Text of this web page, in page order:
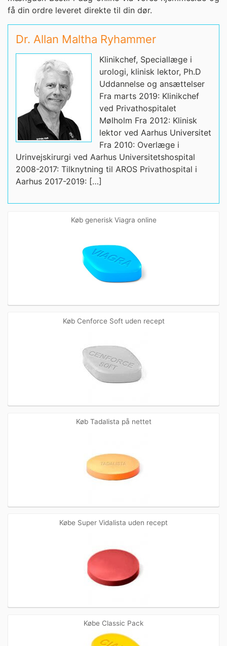
få din ordre leveret direkte til din dør.
Dr. Allan Maltha Ryhammer
Klinikchef, Speciallæge i
urologi, klinisk lektor, Ph.D
Uddannelse og ansættelser
Fra marts 2019: Klinikchef
ved Privathospitalet
Mølholm Fra 2012: Klinisk
lektor ved Aarhus Universitet
Fra 2010: Overlæge i
Urinvejskirurgi ved Aarhus Universitetshospital
2008-2017: Tilknytning til AROS Privathospital i
Aarhus 2017-2019: […]
Køb generisk Viagra online
Køb Cenforce Soft uden recept
Køb Tadalista på nettet
Købe Super Vidalista uden recept
Købe Classic Pack